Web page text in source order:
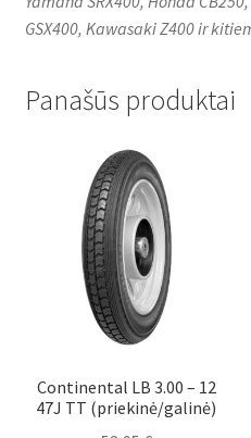
GSX400, Kawasaki Z400 ir
Panašūs produktai
Continental LB 3.00 – 12
47J TT (priekinė/galinė)